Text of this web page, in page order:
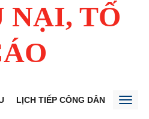
NẠI, TỐ
LỊCH TIẾP CÔNG DÂN TIN